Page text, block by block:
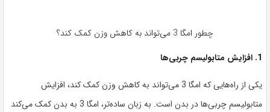
چطور امگا 3 می‌تواند به کاهش وزن کمک کند؟
1. افزایش متابولیسم چربی‌ها
یکی از راه‌هایی که امگا 3 می‌تواند به کاهش وزن کمک کند، افزایش
متابولیسم چربی‌ها در بدن است. به زبان ساده‌تر، امگا 3 به بدن کمک می‌کند